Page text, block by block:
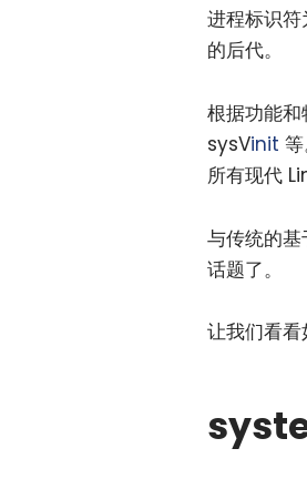
进程标识
的后代。
根据功能和
sysVinit
所有现代
与传统的
话题了。
让我们看